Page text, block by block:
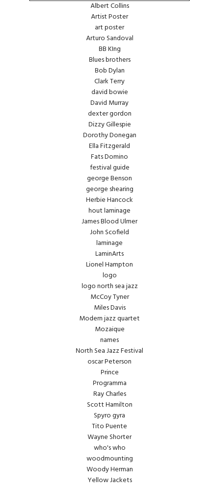
Albert Collins
Artist Poster
art poster
Arturo Sandoval
BB KIng
Blues brothers
Bob Dylan
Clark Terry
david bowie
David Murray
dexter gordon
Dizzy Gillespie
Dorothy Donegan
Ella Fitzgerald
Fats Domino
festival guide
george Benson
george shearing
Herbie Hancock
hout laminage
James Blood Ulmer
John Scofield
laminage
LaminArts
Lionel Hampton
logo
logo north sea jazz
McCoy Tyner
Miles Davis
Modern jazz quartet
Mozaique
names
North Sea Jazz Festival
oscar Peterson
Prince
Programma
Ray Charles
Scott Hamilton
Spyro gyra
Tito Puente
Wayne Shorter
who's who
woodmounting
Woody Herman
Yellow Jackets